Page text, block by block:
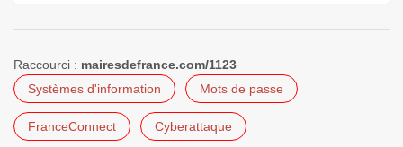
Raccourci : mairesdefrance.com/1123
Systèmes d'information
Mots de passe
FranceConnect Cyberattaque